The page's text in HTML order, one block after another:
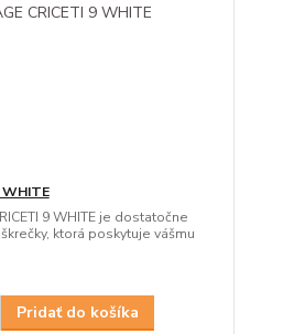
WHITE
9 WHITE je dostatočne
ktorá poskytuje vášmu
Pridať do košíka